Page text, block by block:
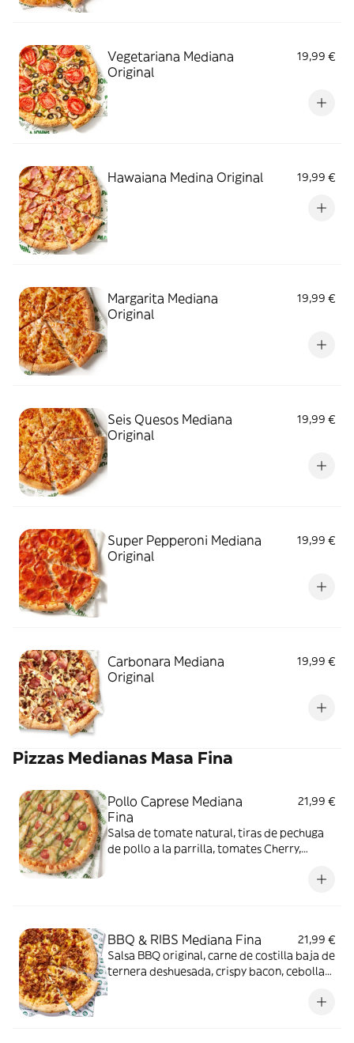
Vegetariana Mediana
Original
19,99 €
Hawaiana Medina Original 19,99 €
Margarita Mediana
Original
19,99 €
Seis Quesos Mediana
Original
19,99 €
Super Pepperoni Mediana
Original
19,99 €
Carbonara Mediana
Original
19,99 €
Pizzas Medianas Masa Fina
Pollo Caprese Mediana
Fina
21,99 €
Salsa de tomate natural, tiras de pechuga
de pollo a la parrilla, tomates Cherry,
BBQ & RIBS Mediana Fina
21,99 €
Salsa BBQ original, carne de costilla baja de
ternera deshuesada, crispy bacon, cebolla